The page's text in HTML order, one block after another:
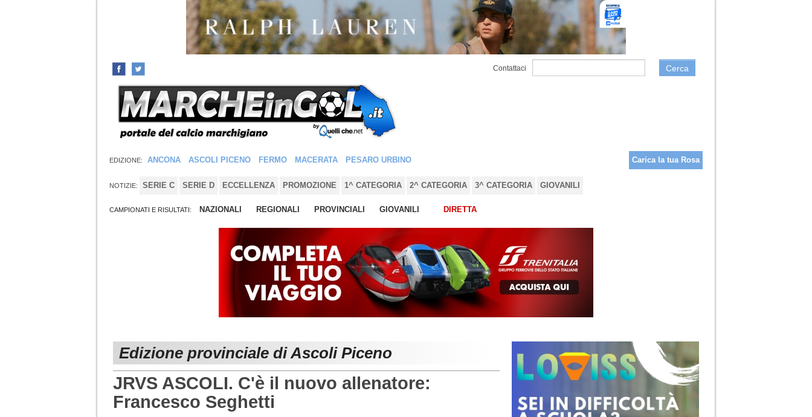
Contattaci Cerca
EDIZIONE: ANCONA ASCOLI PICENO FERMO MACERATA PESARO URBINO Carica la tua Rosa
NOTIZIE: SERIE C SERIE D ECCELLENZA PROMOZIONE 1^ CATEGORIA 2^ CATEGORIA 3^ CATEGORIA GIOVANILI
CAMPIONATI E RISULTATI: NAZIONALI REGIONALI PROVINCIALI GIOVANILI DIRETTA
Edizione provinciale di Ascoli Piceno
JRVS ASCOLI. C'è il nuovo allenatore:
Francesco Seghetti